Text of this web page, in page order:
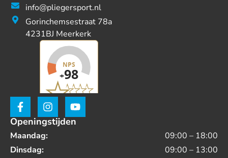
info@pliegersport.nl
Gorinchemsestraat 78a
4231BJ Meerkerk
Openingstijden
Maandag:
09:00 – 18:00
Dinsdag:
09:00 – 13:00